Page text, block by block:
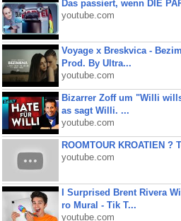
Das passiert, wenn DIE
youtube.com
Voyage x Breskvica -
Prod. By Ultra...
youtube.com
Bizarrer Zoff um "Willi
as sagt Willi. ...
youtube.com
ROOMTOUR KROATIEN ?
youtube.com
I Surprised Brent Rivera
ro Mural - Tik T...
youtube.com